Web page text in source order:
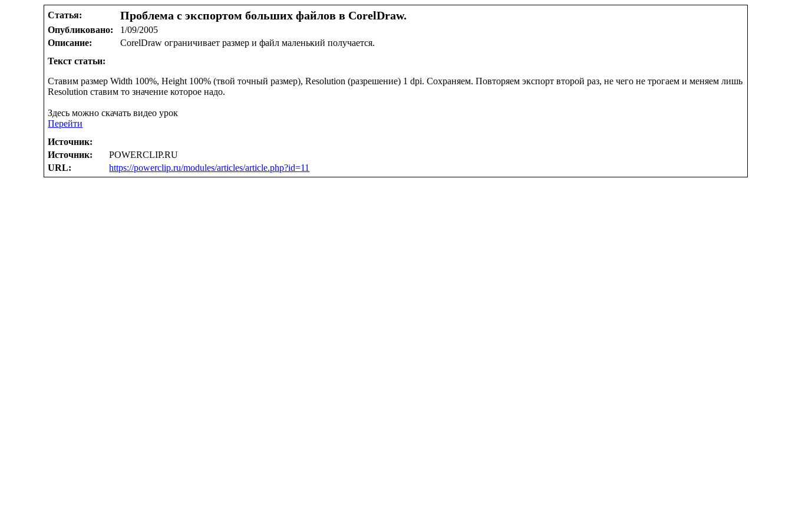
Статья: Проблема с экспортом больших файлов в CorelDraw.
Опубликовано:
1/09/2005
Описание:
CorelDraw ограничивает размер и файл маленький получается.
Текст статьи:
Ставим размер Width 100%, Height 100% (твой точный размер), Resolution (разрешение) 1 dpi. Сохраняем. Повторяем экспорт второй раз, не чего не трогаем и меняем лишь
Resolution ставим то значение которое надо.
Здесь можно скачать видео урок
Перейти
Источник:
Источник:
POWERCLIP.RU
URL:
https://powerclip.ru/modules/articles/article.php?id=11